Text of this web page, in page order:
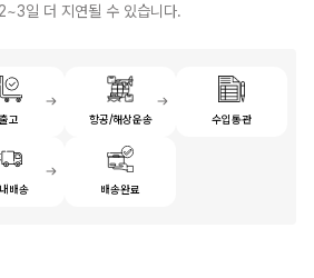
일 더 지연될 수 있습니다.
출고 항공/해상운송 수입통관
배송 배송완료